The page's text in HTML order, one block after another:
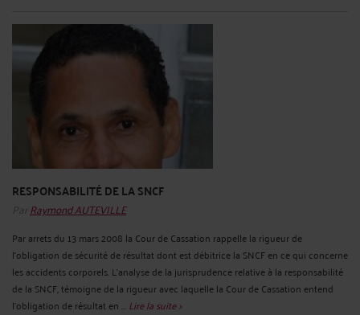
RESPONSABILITÉ DE LA SNCF
Par Raymond AUTEVILLE
Par arrets du 13 mars 2008 la Cour de Cassation rappelle la rigueur de
l'obligation de sécurité de résultat dont est débitrice la SNCF en ce qui concerne
les accidents corporels. L’analyse de la jurisprudence relative à la responsabilité
de la SNCF, témoigne de la rigueur avec laquelle la Cour de Cassation entend
l’obligation de résultat en ... Lire la suite >